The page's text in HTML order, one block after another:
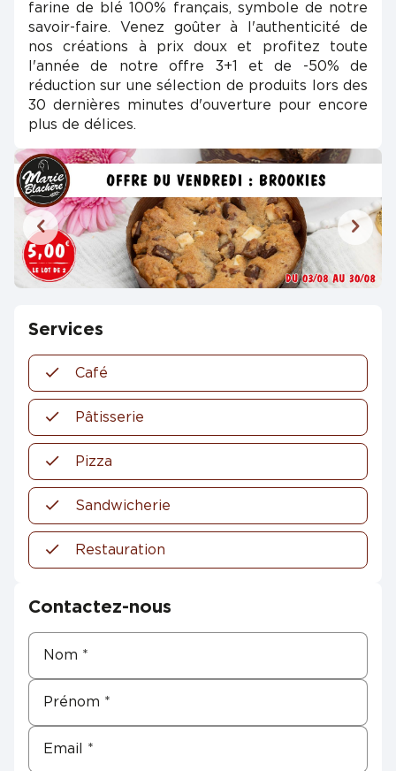
farine de blé 100% français, symbole de notre
savoir-faire. Venez goûter à l'authenticité de
nos créations à prix doux et profitez toute
l'année de notre offre 3+1 et de -50% de
réduction sur une sélection de produits lors des
30 dernières minutes d'ouverture pour encore
plus de délices.
Services
Café
Pâtisserie
Pizza
Sandwicherie
Restauration
Contactez-nous